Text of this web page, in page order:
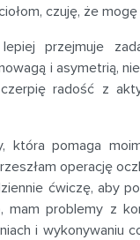
czuję, że
przejmuje
i asymetrią,
radość z
która pomaga
operację
ćwiczę, aby
problemy z
i wykonywaniu